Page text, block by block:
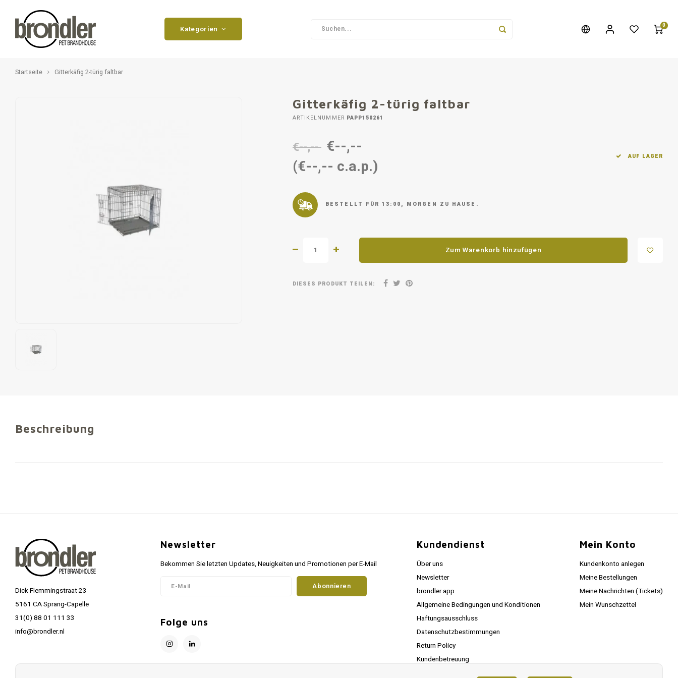
Kategorien 0
Startseite Gitterkäfig 2-türig faltbar
Gitterkäfig 2-türig faltbar
ARTIKELNUMMER PAPP150261
€--,-- €--,--
(€--,-- c.a.p.)
AUF LAGER
BESTELLT FÜR 13:00, MORGEN ZU HAUSE.
Zum Warenkorb hinzufügen
DIESES PRODUKT TEILEN:
Beschreibung
Dick Flemmingstraat 23
5161 CA Sprang-Capelle
31(0) 88 01 111 33
info@brondler.nl
Newsletter
Bekommen Sie letzten Updates, Neuigkeiten und Promotionen per E-Mail
Abonnieren
Folge uns
Kundendienst
Über uns
Newsletter
brondler app
Allgemeine Bedingungen und Konditionen
Haftungsausschluss
Datenschutzbestimmungen
Return Policy
Kundenbetreuung
Mein Konto
Kundenkonto anlegen
Meine Bestellungen
Meine Nachrichten (Tickets)
Mein Wunschzettel